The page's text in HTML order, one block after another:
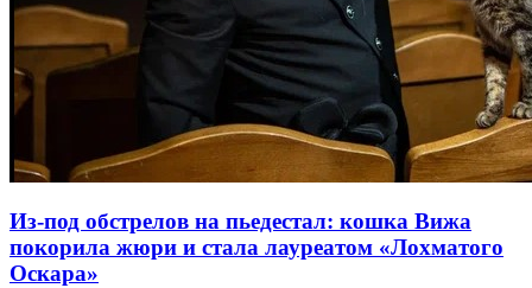
Из-под обстрелов на пьедестал: кошка Вижа
покорила жюри и стала лауреатом «Лохматого
Оскара»